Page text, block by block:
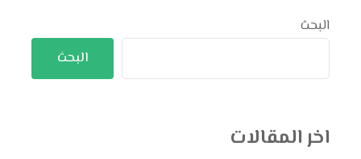
البحث
البحث
اخر المقالات